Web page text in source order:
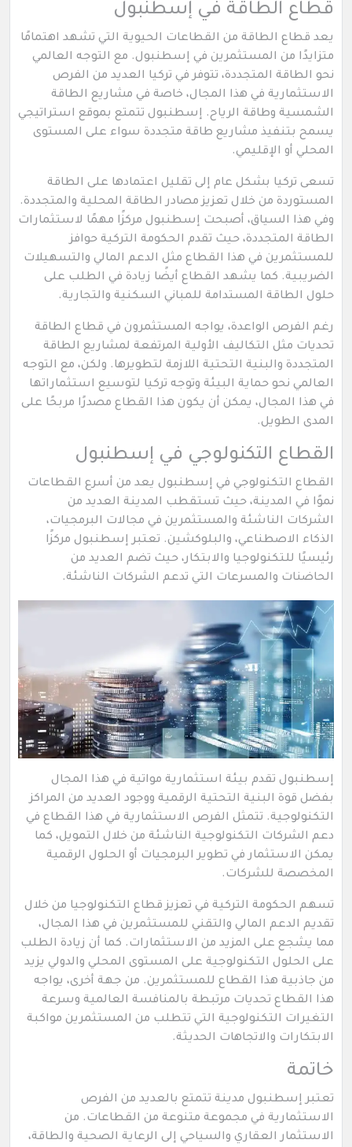
قطاع الطاقة في إسطنبول
يعد قطاع الطاقة من القطاعات الحيوية التي تشهد اهتمامًا
متزايدًا من المستثمرين في إسطنبول. مع التوجه العالمي
نحو الطاقة المتجددة، تتوفر في تركيا العديد من الفرص
الاستثمارية في هذا المجال، خاصة في مشاريع الطاقة
الشمسية وطاقة الرياح. إسطنبول تتمتع بموقع استراتيجي
يسمح بتنفيذ مشاريع طاقة متجددة سواء على المستوى
المحلي أو الإقليمي.
تسعى تركيا بشكل عام إلى تقليل اعتمادها على الطاقة
المستوردة من خلال تعزيز مصادر الطاقة المحلية والمتجددة.
وفي هذا السياق، أصبحت إسطنبول مركزًا مهمًا لاستثمارات
الطاقة المتجددة، حيث تقدم الحكومة التركية حوافز
للمستثمرين في هذا القطاع مثل الدعم المالي والتسهيلات
الضريبية. كما يشهد القطاع أيضًا زيادة في الطلب على
حلول الطاقة المستدامة للمباني السكنية والتجارية.
رغم الفرص الواعدة، يواجه المستثمرون في قطاع الطاقة
تحديات مثل التكاليف الأولية المرتفعة لمشاريع الطاقة
المتجددة والبنية التحتية اللازمة لتطويرها. ولكن، مع التوجه
العالمي نحو حماية البيئة وتوجه تركيا لتوسيع استثماراتها
في هذا المجال، يمكن أن يكون هذا القطاع مصدرًا مربحًا على
المدى الطويل.
القطاع التكنولوجي في إسطنبول
القطاع التكنولوجي في إسطنبول يعد من أسرع القطاعات
نموًا في المدينة، حيث تستقطب المدينة العديد من
الشركات الناشئة والمستثمرين في مجالات البرمجيات،
الذكاء الاصطناعي، والبلوكشين. تعتبر إسطنبول مركزًا
رئيسيًا للتكنولوجيا والابتكار، حيث تضم العديد من
الحاضنات والمسرعات التي تدعم الشركات الناشئة.
إسطنبول تقدم بيئة استثمارية مواتية في هذا المجال
بفضل قوة البنية التحتية الرقمية ووجود العديد من المراكز
التكنولوجية. تتمثل الفرص الاستثمارية في هذا القطاع في
دعم الشركات التكنولوجية الناشئة من خلال التمويل، كما
يمكن الاستثمار في تطوير البرمجيات أو الحلول الرقمية
المخصصة للشركات.
تسهم الحكومة التركية في تعزيز قطاع التكنولوجيا من خلال
تقديم الدعم المالي والتقني للمستثمرين في هذا المجال،
مما يشجع على المزيد من الاستثمارات. كما أن زيادة الطلب
على الحلول التكنولوجية على المستوى المحلي والدولي يزيد
من جاذبية هذا القطاع للمستثمرين. من جهة أخرى، يواجه
هذا القطاع تحديات مرتبطة بالمنافسة العالمية وسرعة
التغيرات التكنولوجية التي تتطلب من المستثمرين مواكبة
الابتكارات والاتجاهات الحديثة.
خاتمة
تعتبر إسطنبول مدينة تتمتع بالعديد من الفرص
الاستثمارية في مجموعة متنوعة من القطاعات. من
الاستثمار العقاري والسياحي إلى الرعاية الصحية والطاقة،